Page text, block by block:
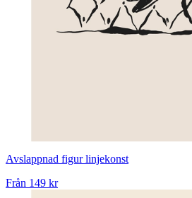
Avslappnad figur linjekonst
Från 149 kr